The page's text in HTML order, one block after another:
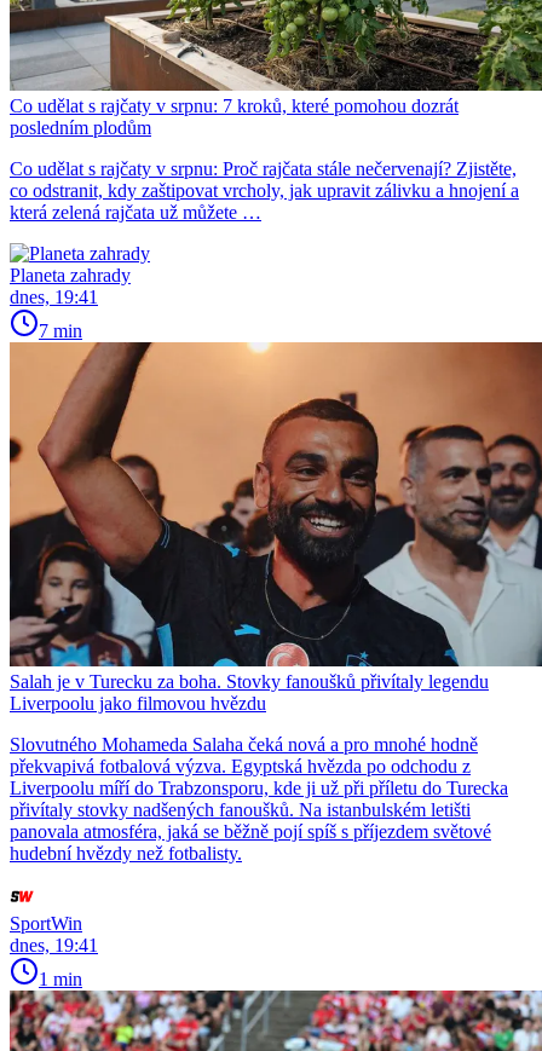
Co udělat s rajčaty v srpnu: 7 kroků, které pomohou dozrát
posledním plodům
Co udělat s rajčaty v srpnu: Proč rajčata stále nečervenají? Zjistěte,
co odstranit, kdy zaštipovat vrcholy, jak upravit zálivku a hnojení a
která zelená rajčata už můžete …
Planeta zahrady
dnes, 19:41
7 min
Salah je v Turecku za boha. Stovky fanoušků přivítaly legendu
Liverpoolu jako filmovou hvězdu
Slovutného Mohameda Salaha čeká nová a pro mnohé hodně
překvapivá fotbalová výzva. Egyptská hvězda po odchodu z
Liverpoolu míří do Trabzonsporu, kde ji už při příletu do Turecka
přivítaly stovky nadšených fanoušků. Na istanbulském letišti
panovala atmosféra, jaká se běžně pojí spíš s příjezdem světové
hudební hvězdy než fotbalisty.
SportWin
dnes, 19:41
1 min